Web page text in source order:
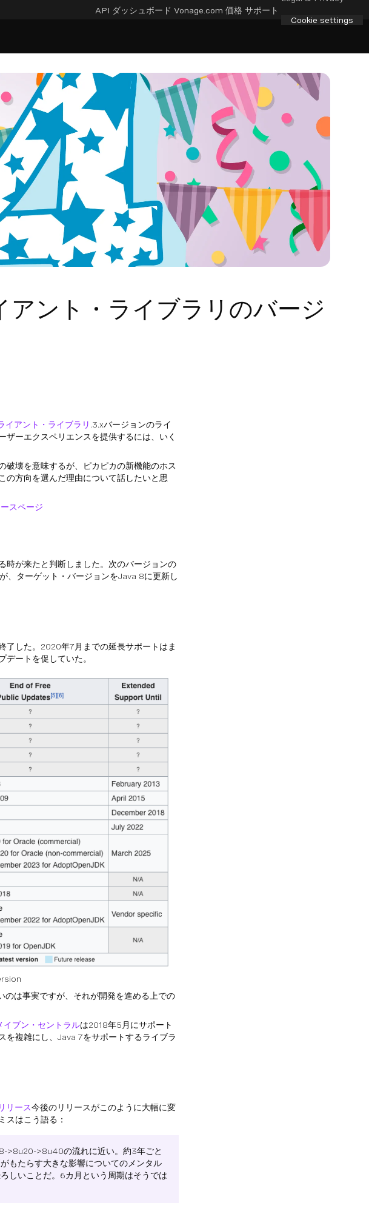
API ダッシュボード Vonage.com 価格 サポート
Cookie settings
ント・ライブラリのバージ
イアント・ライブラリ .3.xバージョンのライ
ーエクスペリエンスを提供するには、いく
破壊を意味するが、ピカピカの新機能のホス
の方向を選んだ理由について話したいと思
スページ
時が来たと判断しました。次のバージョンの
、ターゲット・バージョンをJava 8に更新し
了した。2020年7月までの延長サポートはま
ートを促していた。
は事実ですが、それが開発を進める上での
イブン・セントラルは2018年5月にサポート
を複雑にし、Java 7をサポートするライブラ
リース今後のリリースがこのように大幅に変
スはこう語る：
>8u20->8u40の流れに近い。約3年ごと
もたらす大きな影響についてのメンタル
しいことだ。6カ月という周期はそうでは